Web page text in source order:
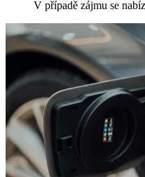
V případě zájmu se